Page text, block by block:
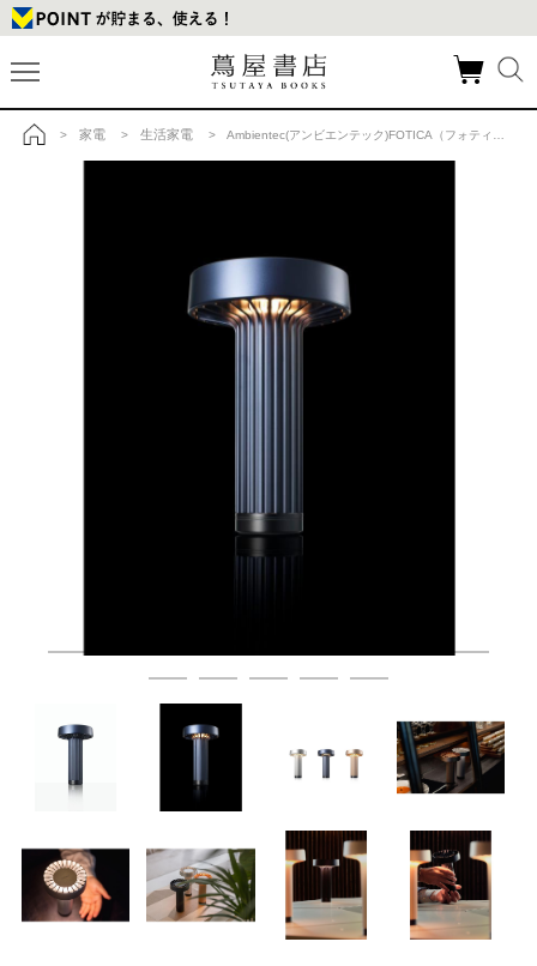
> 家電 > 生活家電 > Ambientec(アンビエンテック)FOTICA（フォティカ） / Indigo（インディゴ）の商品詳細